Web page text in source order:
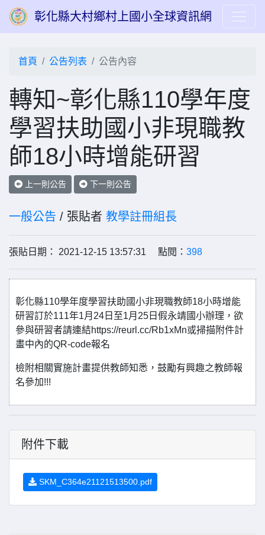
彰化縣大村鄉村上國小全球資訊網
首頁 公告列表 公告內容
轉知~彰化縣110學年度
學習扶助國小非現職教
師18小時增能研習
上一則公告 下一則公告
一般公告 / 張貼者 教學註冊組長
張貼日期： 2021-12-15 13:57:31 點閱： 398
彰化縣110學年度學習扶助國小非現職教師18小時增能
研習訂於111年1月24日至1月25日假永靖國小辦理，欲
參與研習者請連結https://reurl.cc/Rb1xMn或掃描附件計
畫中內的QR-code報名
檢附相關實施計畫提供教師知悉，鼓勵有興趣之教師報
名參加!!!
附件下載
SKM_C364e21121513500.pdf